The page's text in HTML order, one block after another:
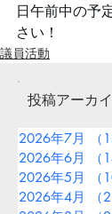
日午前中の予
さい！
議員活動
投稿アーカ
2026年7月 （
2026年6月
（
2026年5月
（
2026年4月
（